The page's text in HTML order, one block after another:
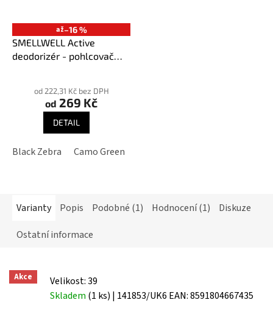
až–16 %
SMELLWELL Active
deodorizér - pohlcovač
hodnocení
produktu
5
od 222,31 Kč bez DPH
od 269 Kč
DETAIL
Black Zebra Camo Green
Varianty Popis Podobné (1) Hodnocení (1)
Diskuze
Ostatní informace
Akce
Velikost: 39
Skladem (1 ks) | 141853/UK6 EAN:8591804667435